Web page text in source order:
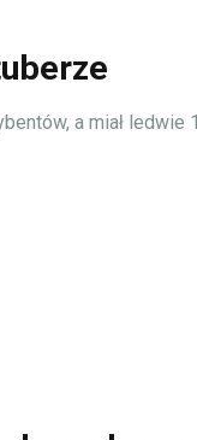
a miał ledwie